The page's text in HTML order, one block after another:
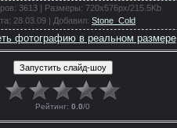
: 3613 | Размеры: 720x576px/215.5Kb
: 28.03.09 | Добавил: Stone_Cold
фотографию в реальном размере
Рейтинг: 0.0/0